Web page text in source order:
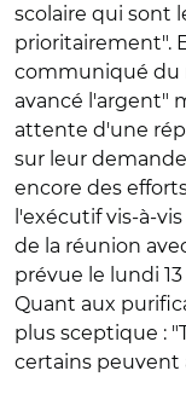
scolaire qui sont
prioritairement".
communiqué du
avancé l'argent"
attente d'une
sur leur
encore des
l'exécutif vis-à-
de la réunion
prévue le lundi
Quant aux
plus sceptique :
certains peuvent